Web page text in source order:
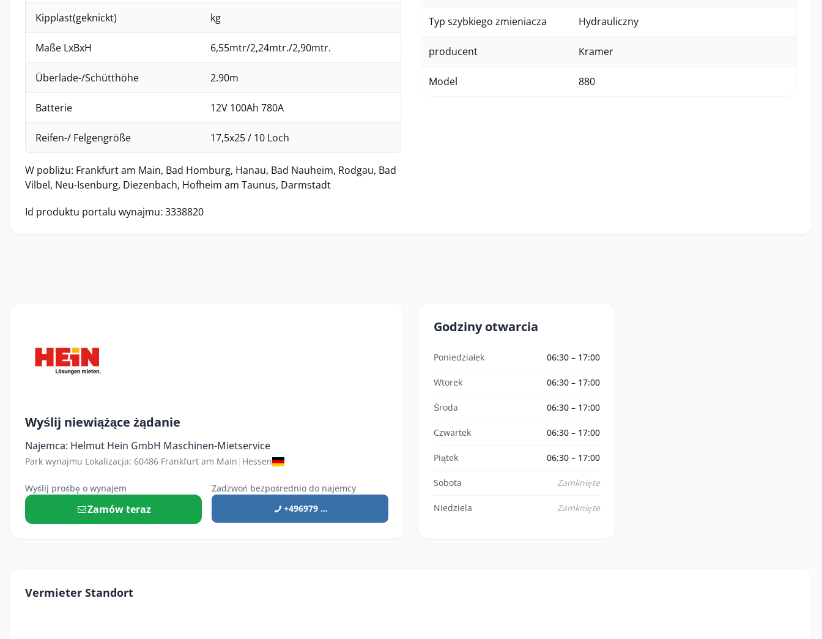
Kipplast(geknickt) kg
Maße LxBxH 6,55mtr/2,24mtr./2,90mtr.
Überlade-/Schütthöhe 2.90m
Batterie 12V 100Ah 780A
Reifen-/ Felgengröße 17,5x25 / 10 Loch
W pobliżu: Frankfurt am Main, Bad Homburg, Hanau, Bad Nauheim, Rodgau, Bad
Vilbel, Neu-Isenburg, Diezenbach, Hofheim am Taunus, Darmstadt
Id produktu portalu wynajmu: 3338820
Typ szybkiego zmieniacza Hydrauliczny
producent Kramer
Model 880
Wyślij niewiążące żądanie
Najemca: Helmut Hein GmbH Maschinen-Mietservice
Park wynajmu Lokalizacja: 60486 Frankfurt am Main | Hessen
Wyślij prośbę o wynajem
Zamów teraz
Zadzwoń bezpośrednio do najemcy
+496979 ...
Godziny otwarcia
Poniedziałek 06:30 – 17:00
Wtorek 06:30 – 17:00
Środa 06:30 – 17:00
Czwartek 06:30 – 17:00
Piątek 06:30 – 17:00
Sobota Zamknięte
Niedziela Zamknięte
Vermieter Standort